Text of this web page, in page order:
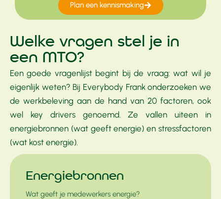
Plan een kennismaking
Welke vragen stel je in
een MTO?
Een goede vragenlijst begint bij de vraag: wat wil je
eigenlijk weten? Bij Everybody Frank onderzoeken we
de werkbeleving aan de hand van 20 factoren, ook
wel key drivers genoemd. Ze vallen uiteen in
energiebronnen (wat geeft energie) en stressfactoren
(wat kost energie).
Energiebronnen
Wat geeft je medewerkers energie?